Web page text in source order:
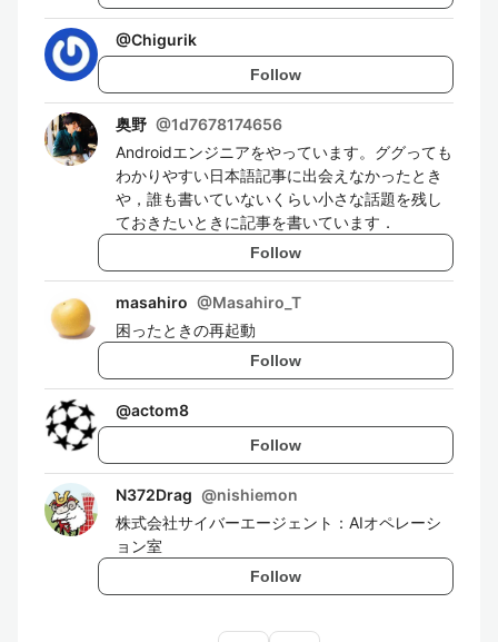
@Chigurik
Follow
奥野 @1d7678174656
Androidエンジニアをやっています。ググっても
わかりやすい日本語記事に出会えなかったとき
や，誰も書いていないくらい小さな話題を残し
ておきたいときに記事を書いています．
Follow
masahiro @Masahiro_T
困ったときの再起動
Follow
@actom8
Follow
N372Drag @nishiemon
株式会社サイバーエージェント：AIオペレーシ
ョン室
Follow